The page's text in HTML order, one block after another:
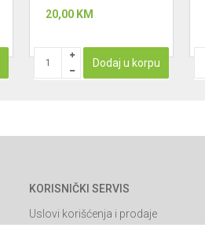
MANZETNA
20,00 KM
Dodaj u korpu
KORISNIČKI SERVIS
Uslovi korišćenja i prodaje